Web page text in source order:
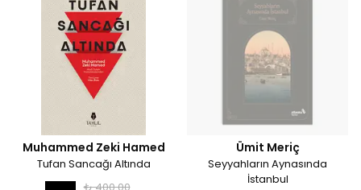
Muhammed Zeki Hamed
Tufan Sancağı Altında
Ümit Meriç
Seyyahların Aynasında
İstanbul